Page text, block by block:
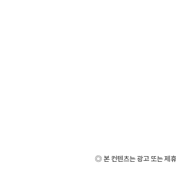
◎ 본 컨텐츠는 광고 또는 제